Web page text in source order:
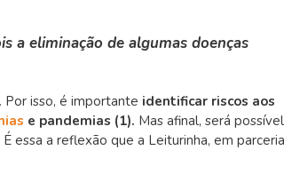
a eliminação de algumas doenças
Por isso, é importante identificar riscos aos
e pandemias (1). Mas afinal, será possível
essa a reflexão que a Leiturinha, em parceria